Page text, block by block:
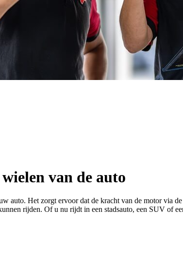
van de auto
auto. Het zorgt ervoor dat de kracht van de motor via
rijden. Of u nu rijdt in een stadsauto, een SUV of